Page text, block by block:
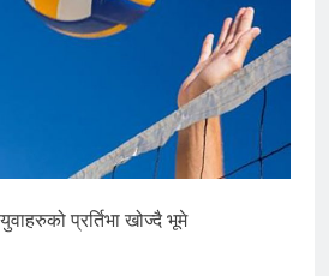
प्रर्तिभा खोज्दै भूमे